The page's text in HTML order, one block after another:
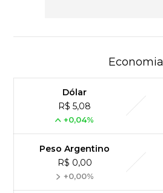
Economia
Dólar
R$ 5,08
+0,04%
Peso Argentino
R$ 0,00
+0,00%